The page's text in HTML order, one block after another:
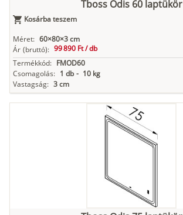
Tboss Odis 60 laptükör
Kosárba teszem
Méret: 60×80×3 cm
Ár (bruttó): 99 890 Ft /db
Termékkód: FMOD60
Csomagolás: 1 db - 10 kg
Vastagság: 3 cm